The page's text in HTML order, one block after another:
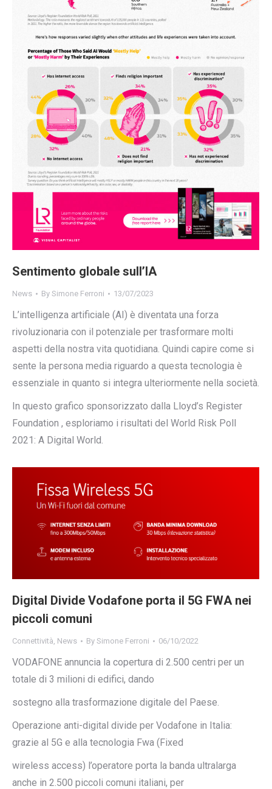
Sentimento globale sull’IA
News By Simone Ferroni 13/07/2023
L’intelligenza artificiale (AI) è diventata una forza
rivoluzionaria con il potenziale per trasformare molti
aspetti della nostra vita quotidiana. Quindi capire come si
sente la persona media riguardo a questa tecnologia è
essenziale in quanto si integra ulteriormente nella società.
In questo grafico sponsorizzato dalla Lloyd’s Register
Foundation , esploriamo i risultati del World Risk Poll
2021: A Digital World.
Digital Divide Vodafone porta il 5G FWA nei
piccoli comuni
Connettività, News By Simone Ferroni 06/10/2022
VODAFONE annuncia la copertura di 2.500 centri per un
totale di 3 milioni di edifici, dando
sostegno alla trasformazione digitale del Paese.
Operazione anti-digital divide per Vodafone in Italia:
grazie al 5G e alla tecnologia Fwa (Fixed
wireless access) l’operatore porta la banda ultralarga
anche in 2.500 piccoli comuni italiani, per